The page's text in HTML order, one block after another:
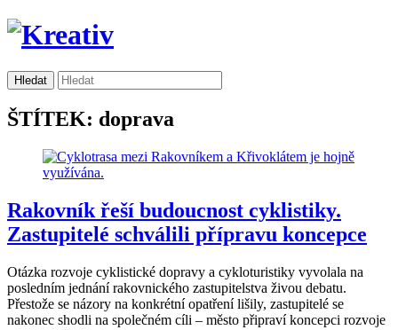
ŠTÍTEK: doprava
Rakovník řeší budoucnost cyklistiky.
Zastupitelé schválili přípravu koncepce
Otázka rozvoje cyklistické dopravy a cykloturistiky vyvolala na
posledním jednání rakovnického zastupitelstva živou debatu.
Přestože se názory na konkrétní opatření lišily, zastupitelé se
nakonec shodli na společném cíli – město připraví koncepci rozvoje